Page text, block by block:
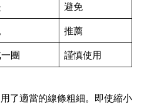
避免
推薦
團 謹慎使用
了適當的線條粗細。即使縮小